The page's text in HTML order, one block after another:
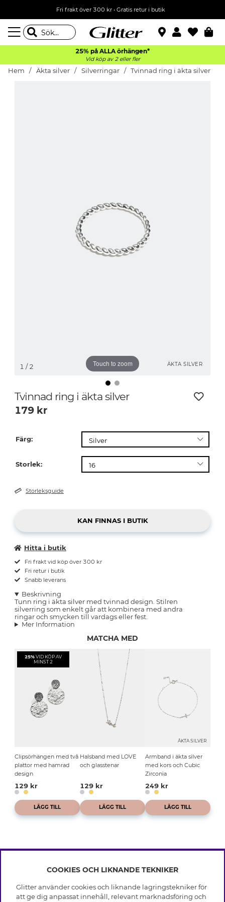
Fri frakt över 300 kr• Gratis retur i butik
25% på ALLA örhängen*
Vid köp av 2 eller fler
Hem Äkta silver Silverringar Tvinnad ring i äkta silver
ÄKTA SILVER
Touch to zoom
1 / 2
Tvinnad ring i äkta silver
179 kr
Färg:
Storlek:
Storleksguide
Hitta i butik
Fri frakt vid köp över 300 kr
Fri retur i butik
Snabb leverans
Beskrivning
Tunn ring i äkta silver med tvinnad design. Stilren
silverring som enkelt går att kombinera med andra
ringar och smycken till vardags eller fest.
Mer Information
MATCHA MED
25% VID KÖP AV
MINST 2
Clipsörhängen med två
plattor med hamrad
design
129 kr
LÄGG TILL
Halsband med LOVE
och glasstenar
129 kr
LÄGG TILL
ÄKTA SILVER
Armband i äkta silver
med kors och Cubic
Zirconia
249 kr
LÄGG TILL
INFO
Leverans
COOKIES OCH LIKNANDE TEKNIKER
Glitter använder cookies och liknande lagringstekniker för
att ge dig anpassat innehåll, relevant marknadsföring och